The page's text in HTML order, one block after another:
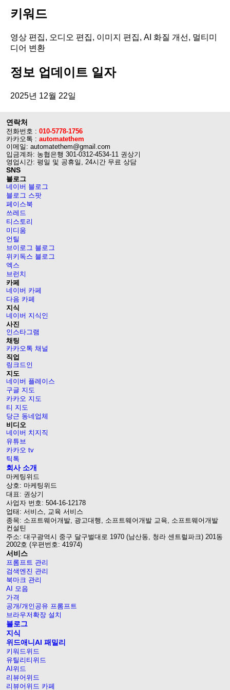
키워드
영상 편집, 오디오 편집, 이미지 편집, AI 화질 개선, 멀티미
디어 변환
정보 업데이트 일자
2025년 12월 22일
연락처
전화번호 : 010-5778-1756
카카오톡 : automatethem
이메일: automatethem@gmail.com
입금계좌: 농협은행 301-0312-4534-11 권상기
영업시간: 평일 및 공휴일, 24시간 무료 상담
SNS
블로그
네이버 블로그
블로그 스팟
페이스북
쓰레드
티스토리
미디움
언틸
브이로그 블로그
위키독스 블로그
엑스
브런치
카페
네이버 카페
다음 카페
지식
네이버 지식인
사진
인스타그램
채팅
카카오톡 채널
직업
링크드인
지도
네이버 플레이스
구글 지도
카카오 지도
티 지도
당근 동네업체
비디오
네이버 치지직
유튜브
카카오 tv
틱톡
회사 소개
마케팅위드
상호: 마케팅위드
대표: 권상기
사업자 번호: 504-16-12178
업태: 서비스, 교육 서비스
종목: 소프트웨어개발, 광고대행, 소프트웨어개발 교육, 소프트웨어개발
컨설틴
주소: 대구광역시 중구 달구벌대로 1970 (남산동, 청라 센트럴파크) 201동
2002호 (우편번호: 41974)
서비스
프롬프트 관리
검색엔진 관리
북마크 관리
AI 모음
가격
공개/개인공유 프롬프트
브라우저확장 설치
블로그
지식
위드애니AI 패밀리
키워드위드
유틸리티위드
AI위드
리뷰어위드
리뷰어위드 카페